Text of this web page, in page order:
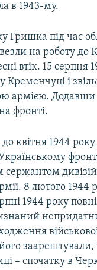
в 1943-му.
Гришка під час
на роботу до
втік. 15 серпня
Кременчуці і
армією. Додавши
фронті.
до квітня 1944
сержантом
8 лютого
1944 року
заарештували,
– спочатку в